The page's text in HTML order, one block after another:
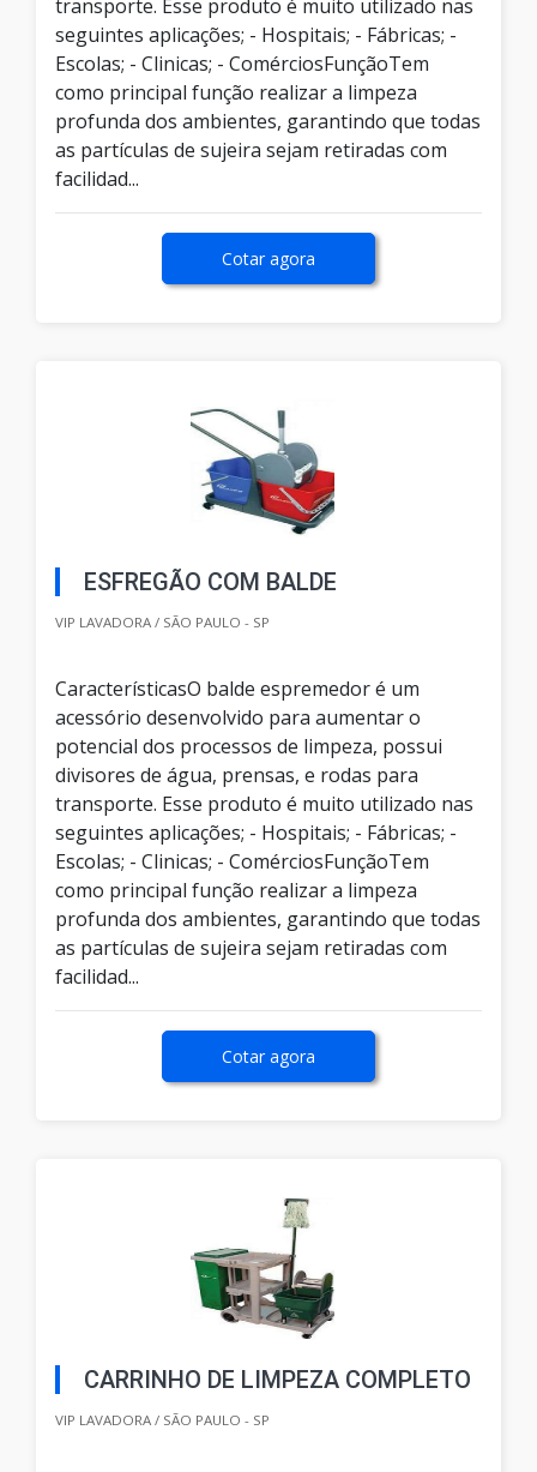
transporte. Esse produto é muito utilizado nas
seguintes aplicações; - Hospitais; - Fábricas; -
Escolas; - Clinicas; - ComérciosFunçãoTem
como principal função realizar a limpeza
profunda dos ambientes, garantindo que todas
as partículas de sujeira sejam retiradas com
facilidad...
Cotar agora
ESFREGÃO COM BALDE
VIP LAVADORA / SÃO PAULO - SP
CaracterísticasO balde espremedor é um
acessório desenvolvido para aumentar o
potencial dos processos de limpeza, possui
divisores de água, prensas, e rodas para
transporte. Esse produto é muito utilizado nas
seguintes aplicações; - Hospitais; - Fábricas; -
Escolas; - Clinicas; - ComérciosFunçãoTem
como principal função realizar a limpeza
profunda dos ambientes, garantindo que todas
as partículas de sujeira sejam retiradas com
facilidad...
Cotar agora
CARRINHO DE LIMPEZA COMPLETO
VIP LAVADORA / SÃO PAULO - SP